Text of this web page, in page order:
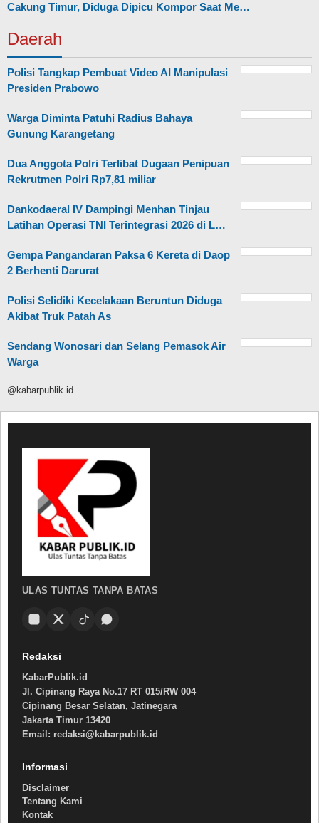
Cakung Timur, Diduga Dipicu Kompor Saat Me…
Daerah
Polisi Tangkap Pembuat Video AI Manipulasi
Presiden Prabowo
Warga Diminta Patuhi Radius Bahaya
Gunung Karangetang
Dua Anggota Polri Terlibat Dugaan Penipuan
Rekrutmen Polri Rp7,81 miliar
Dankodaeral IV Dampingi Menhan Tinjau
Latihan Operasi TNI Terintegrasi 2026 di L…
Gempa Pangandaran Paksa 6 Kereta di Daop
2 Berhenti Darurat
Polisi Selidiki Kecelakaan Beruntun Diduga
Akibat Truk Patah As
Sendang Wonosari dan Selang Pemasok Air
Warga
@kabarpublik.id
ULAS TUNTAS TANPA BATAS
Redaksi
KabarPublik.id
Jl. Cipinang Raya No.17 RT 015/RW 004
Cipinang Besar Selatan, Jatinegara
Jakarta Timur 13420
Email: redaksi@kabarpublik.id
Informasi
Disclaimer
Tentang Kami
Kontak